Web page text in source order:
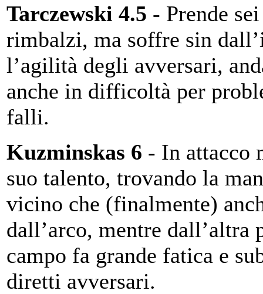
Tarczewski 4.5 - Prende sei
rimbalzi, ma soffre sin
l’agilità degli avversari,
anche in difficoltà per
falli.
Kuzminskas 6 - In attacco
suo talento, trovando la
vicino che (finalmente)
dall’arco, mentre dall’altra
campo fa grande fatica e
diretti avversari.